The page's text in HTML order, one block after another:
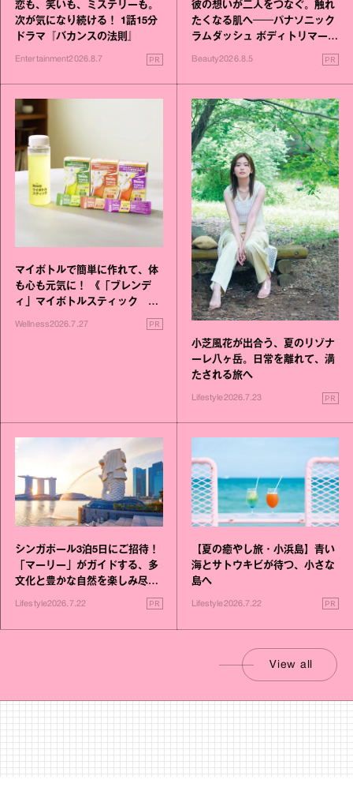
恋も、笑いも、ミステリーも。
次が気になり続ける！ 1話15分
ドラマ『バカンスの法則』
Entertainment2026.8.7 PR
彼の想いが二人をつなぐ。触れ
たくなる肌へ──パナソニック
ラムダッシュ ボディトリマーが
Beauty2026.8.5 PR
マイボトルで簡単に作れて、体
も心も元気に！ 《「ブレンデ
ィ」マイボトルスティック い
いこと毎日》シリーズが誕生
Wellness2026.7.27 PR
小芝風花が出合う、夏のリゾナ
ーレ八ヶ岳。日常を離れて、満
たされる旅へ
Lifestyle2026.7.23 PR
シンガポール3泊5日にご招待！
「マーリー」がガイドする、多
文化と豊かな自然を楽しみ尽く
Lifestyle2026.7.22 PR
【夏の癒やし旅・小浜島】青い
海とサトウキビが待つ、小さな
島へ
Lifestyle2026.7.22 PR
View all